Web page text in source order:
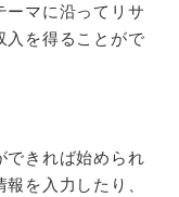
ーマに沿ってリサ
入を得ることがで
できれば始められ
を入力したり、